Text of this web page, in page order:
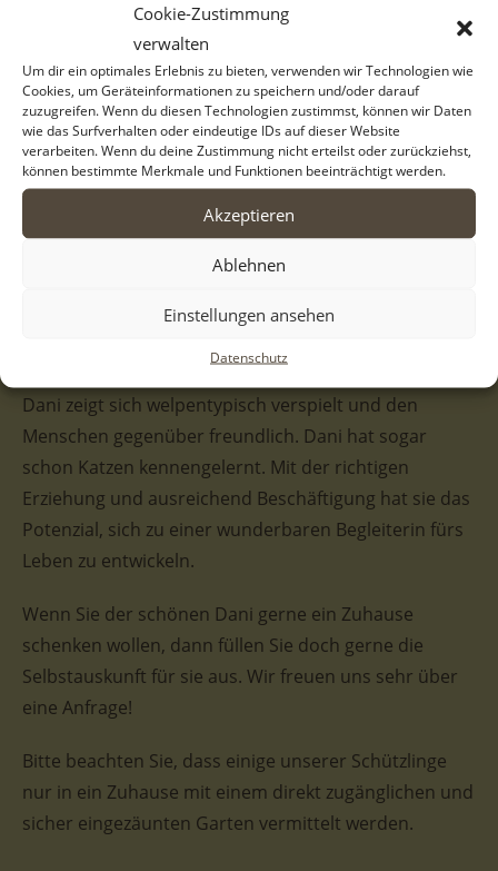
Cookie-Zustimmung
verwalten
Um dir ein optimales Erlebnis zu bieten, verwenden wir Technologien wie
Cookies, um Geräteinformationen zu speichern und/oder darauf
zuzugreifen. Wenn du diesen Technologien zustimmst, können wir Daten
wie das Surfverhalten oder eindeutige IDs auf dieser Website
verarbeiten. Wenn du deine Zustimmung nicht erteilst oder zurückziehst,
können bestimmte Merkmale und Funktionen beeinträchtigt werden.
Akzeptieren
Ablehnen
Einstellungen ansehen
Datenschutz
kontaktiert und nahmen die kleinen Racker bei uns
auf. Im Tierheim werden sie nun mit dem Nötigsten
versorgt. Doch dies ersetzt natürlich keineswegs eine
eigene Familie, die den Bedürfnissen eines Welpen
gerecht werden kann. Deshalb suchen wir nun für die
Schwestern ihre Herzensmenschen, die ihnen gerne
ein Kuschelkörbchen auf Lebenszeit schenken wollen.
Dani trägt ein schwarz-weißes Fellkleid und hat
dem schwarzen Fleck über dem Auge sieht es aus, als
ob sie eine Augenklappe tragen würde.
Dani zeigt sich welpentypisch verspielt und den
Menschen gegenüber freundlich. Dani hat sogar
schon Katzen kennengelernt. Mit der richtigen
Erziehung und ausreichend Beschäftigung hat sie das
Potenzial, sich zu einer wunderbaren Begleiterin fürs
Leben zu entwickeln.
Wenn Sie der schönen Dani gerne ein Zuhause
schenken wollen, dann füllen Sie doch gerne die
Selbstauskunft für sie aus. Wir freuen uns sehr über
eine Anfrage!
Bitte beachten Sie, dass einige unserer Schützlinge
nur in ein Zuhause mit einem direkt zugänglichen und
sicher eingezäunten Garten vermittelt werden.